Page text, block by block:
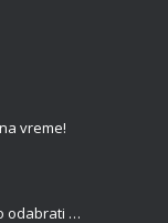
vreme!
Šampon protiv opadanja kose – kako odabrati pravi?